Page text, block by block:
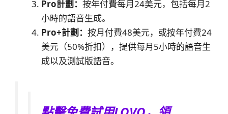
Pro計劃： 按年付費每月24美元，包括每月2
小時的語音生成。
Pro+計劃： 按月付費48美元，或按年付費24
美元（50%折扣），提供每月5小時的語音生
成以及測試版語音。